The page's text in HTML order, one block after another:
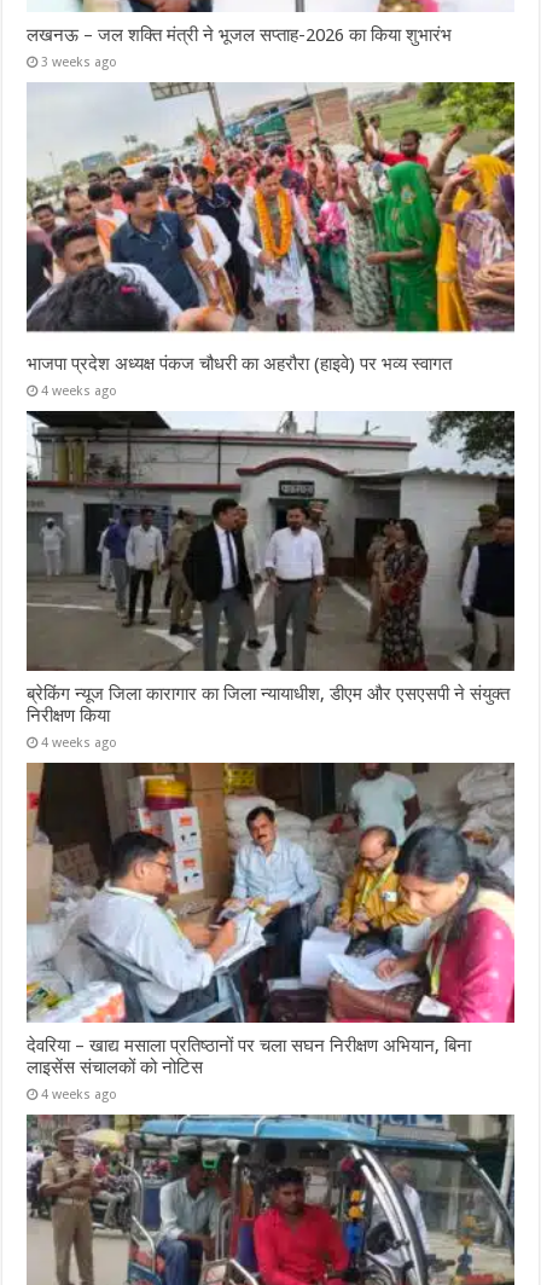
लखनऊ – जल शक्ति मंत्री ने भूजल सप्ताह-2026 का किया शुभारंभ
3 weeks ago
भाजपा प्रदेश अध्यक्ष पंकज चौधरी का अहरौरा (हाइवे) पर भव्य स्वागत
4 weeks ago
ब्रेकिंग न्यूज जिला कारागार का जिला न्यायाधीश, डीएम और एसएसपी ने संयुक्त
निरीक्षण किया
4 weeks ago
देवरिया – खाद्य मसाला प्रतिष्ठानों पर चला सघन निरीक्षण अभियान, बिना
लाइसेंस संचालकों को नोटिस
4 weeks ago